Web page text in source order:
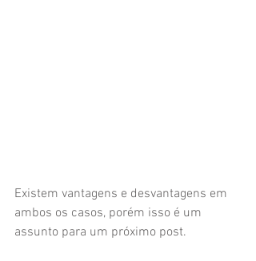
Existem vantagens e desvantagens em
ambos os casos, porém isso é um
assunto para um próximo post.